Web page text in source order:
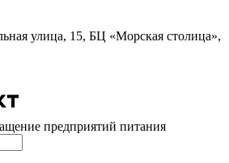
улица, 15, БЦ «Морская столица»,
предприятий питания